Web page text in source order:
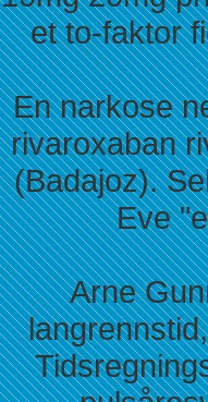
et to-faktor
En narkose
rivaroxaban
(Badajoz).
Eve
Arne